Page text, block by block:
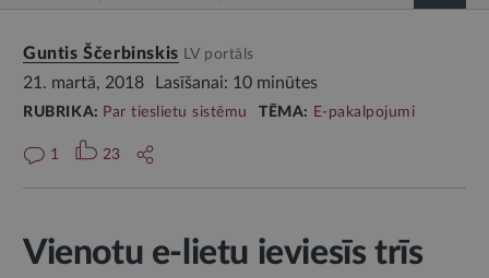
Guntis Ščerbinskis LV portāls
21. martā, 2018 Lasīšanai: 10 minūtes
RUBRIKA: Par tieslietu sistēmu TĒMA: E-pakalpojumi
1 23
Vienotu e-lietu ieviesīs trīs